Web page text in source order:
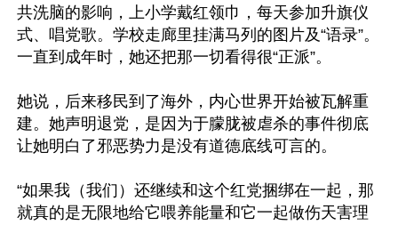
共洗脑的影响，上小学戴红领巾，每天参加升旗仪
式、唱党歌。学校走廊里挂满马列的图片及“语录”。
一直到成年时，她还把那一切看得很“正派”。
她说，后来移民到了海外，内心世界开始被瓦解重
建。她声明退党，是因为于朦胧被虐杀的事件彻底
让她明白了邪恶势力是没有道德底线可言的。
“如果我（我们）还继续和这个红党捆绑在一起，那
就真的是无限地给它喂养能量和它一起做伤天害理